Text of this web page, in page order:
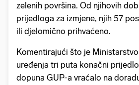
zelenih površina. Od njihovih
prijedloga za izmjene, njih 57
ili djelomično prihvaćeno.
Komentirajući što je
uređenja tri puta konačni
dopuna GUP-a vraćalo na